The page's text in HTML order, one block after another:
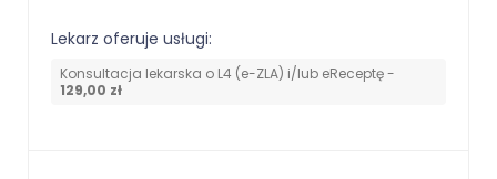
Lekarz oferuje usługi:
Konsultacja lekarska o L4 (e-ZLA) i/lub eReceptę -
129,00 zł